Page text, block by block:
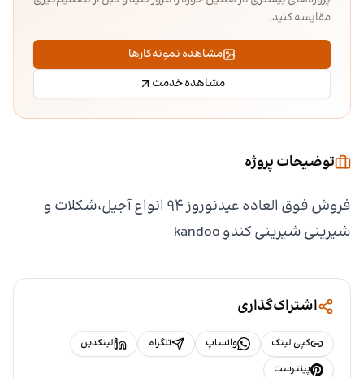
مقایسه کنید.
مشاهده نمونه‌کارها
مشاهده خدمت
توضیحات پروژه
فروش فوق العاده عیدنوروز ۹۴ انواع آجیل،شکلات و
شیرینی شیرینی کندو kandoo
اشتراک‌گذاری
کپی لینک واتساپ تلگرام
لینکدین
پینترست